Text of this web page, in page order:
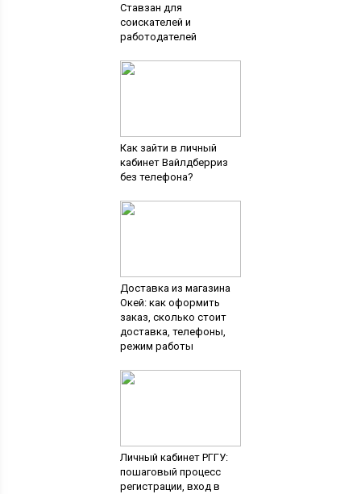
Ставзан для
соискателей и
работодателей
Как зайти в личный
кабинет Вайлдберриз
без телефона?
Доставка из магазина
Окей: как оформить
заказ, сколько стоит
доставка, телефоны,
режим работы
Личный кабинет РГГУ:
пошаговый процесс
регистрации, вход в